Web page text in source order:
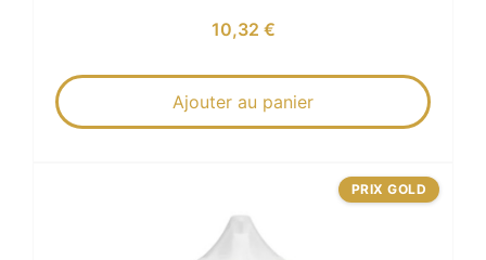
10,32 €
Ajouter au panier
PRIX GOLD